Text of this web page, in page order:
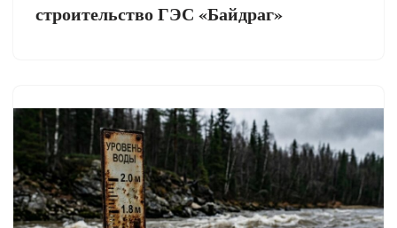
строительство ГЭС «Байдраг»